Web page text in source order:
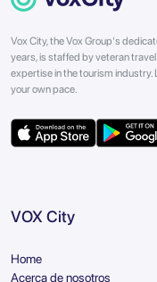
Vox City, the Vox Group's
years, is staffed by veteran
expertise in the tourism industry.
your own pace.
VOX City
Home
Acerca de nosotros